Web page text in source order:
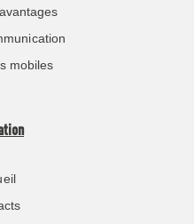
mobiles